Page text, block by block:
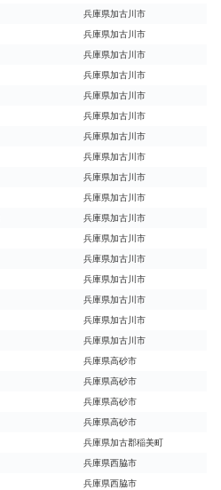
兵庫県加古川市
兵庫県加古川市
兵庫県加古川市
兵庫県加古川市
兵庫県加古川市
兵庫県加古川市
兵庫県加古川市
兵庫県加古川市
兵庫県加古川市
兵庫県加古川市
兵庫県加古川市
兵庫県加古川市
兵庫県加古川市
兵庫県加古川市
兵庫県加古川市
兵庫県加古川市
兵庫県加古川市
兵庫県高砂市
兵庫県高砂市
兵庫県高砂市
兵庫県高砂市
兵庫県加古郡稲美町
兵庫県西脇市
兵庫県西脇市